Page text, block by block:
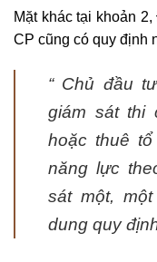
Mặt khác tại khoản
CP cũng có quy định
“ Chủ đầu
giám sát thi
hoặc thuê
năng lực
sát một,
dung quy